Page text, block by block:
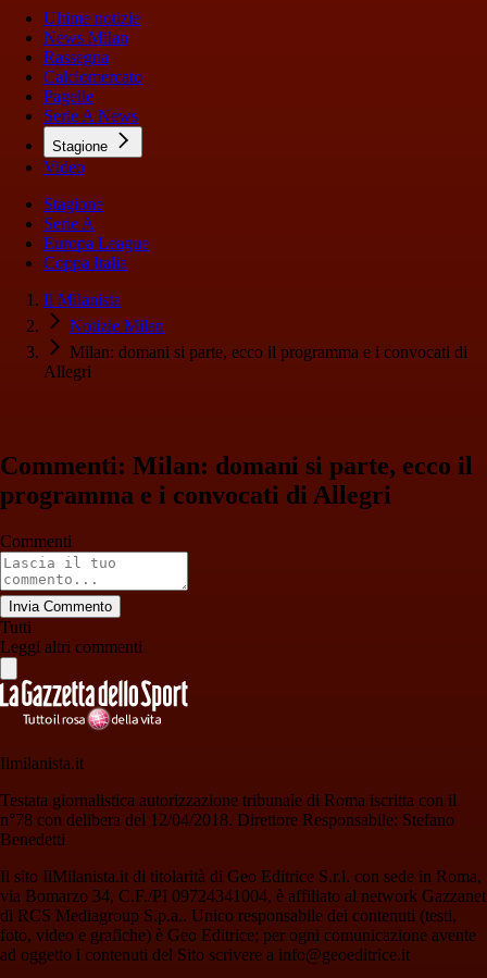
Ultime notizie
News Milan
Rassegna
Calciomercato
Pagelle
Serie A News
Stagione
Video
Stagione
Serie A
Europa League
Coppa Italia
Il Milanista
Notizie Milan
Milan: domani si parte, ecco il programma e i convocati di
Allegri
Commenti: Milan: domani si parte, ecco il
programma e i convocati di Allegri
Commenti
Invia Commento
Tutti
Leggi altri commenti
Ilmilanista.it
Testata giornalistica autorizzazione tribunale di Roma iscritta con il
n°78 con delibera del 12/04/2018. Direttore Responsabile: Stefano
Benedetti
Il sito IlMilanista.it di titolarità di Geo Editrice S.r.l. con sede in Roma,
via Bomarzo 34, C.F./PI 09724341004, è affiliato al network Gazzanet
di RCS Mediagroup S.p.a.. Unico responsabile dei contenuti (testi,
foto, video e grafiche) è Geo Editrice; per ogni comunicazione avente
ad oggetto i contenuti del Sito scrivere a info@geoeditrice.it